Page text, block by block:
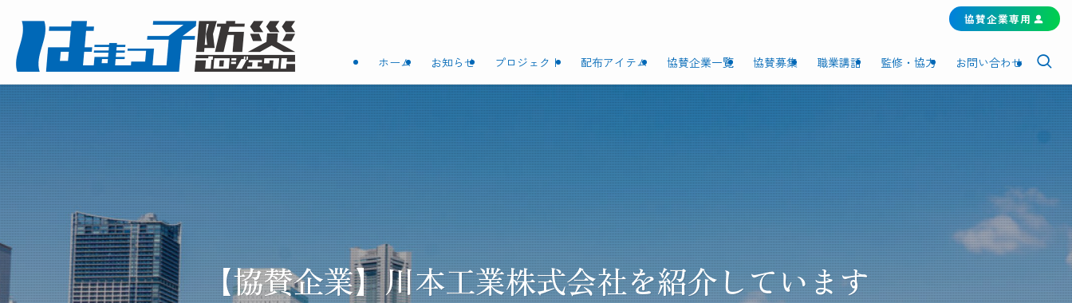
ホーム お知らせ プロジェクト 配布アイテム 協賛企業一覧 協賛募集 職業講話 監修・協力 お問い合わせ
協賛企業専用
【協賛企業】川本工業株式会社を紹介しています